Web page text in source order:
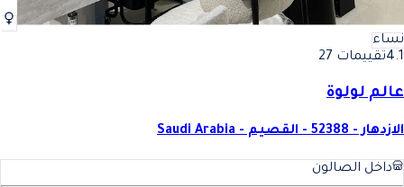
نساء
4.1تقييمات 27
عالم لولوة
الازدهار - 52388 - القصيم - Saudi Arabia
داخل الصالون